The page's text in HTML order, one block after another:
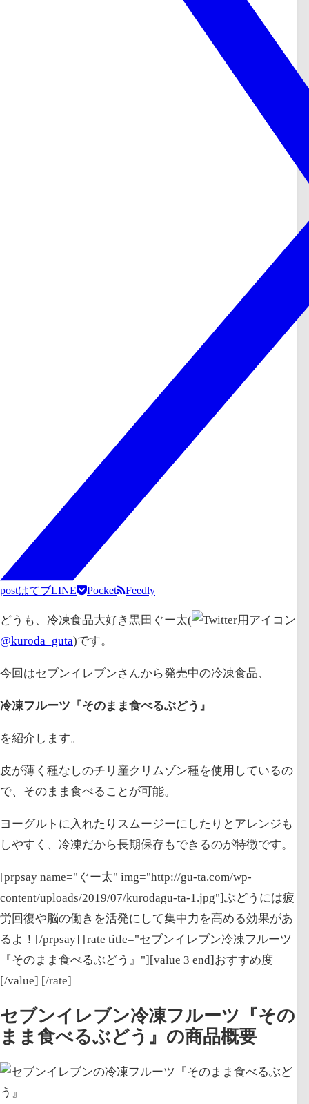
postはてブLINE Pocket Feedly
どうも、冷凍食品大好き黒田ぐー太(
@kuroda_guta)です。
今回はセブンイレブンさんから発売中の冷凍食品、
冷凍フルーツ『そのまま食べるぶどう』
を紹介します。
皮が薄く種なしのチリ産クリムゾン種を使用しているの
で、そのまま食べることが可能。
ヨーグルトに入れたりスムージーにしたりとアレンジも
しやすく、冷凍だから長期保存もできるのが特徴です。
[prpsay name="ぐー太" img="http://gu-ta.com/wp-
content/uploads/2019/07/kurodagu-ta-1.jpg"]ぶどうには疲
労回復や脳の働きを活発にして集中力を高める効果があ
るよ！[/prpsay] [rate title="セブンイレブン冷凍フルーツ
『そのまま食べるぶどう』"][value 3 end]おすすめ度
[/value] [/rate]
セブンイレブン冷凍フルーツ『その
まま食べるぶどう』の商品概要